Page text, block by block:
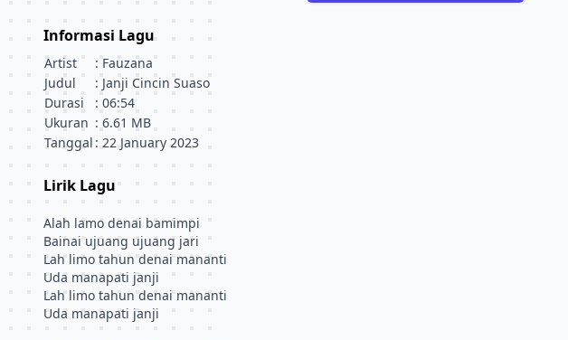
Informasi Lagu
Artist
: Fauzana
Judul
: Janji Cincin Suaso
Durasi
: 06:54
Ukuran : 6.61 MB
Tanggal : 22 January 2023
Lirik Lagu
Alah lamo denai bamimpi
Bainai ujuang ujuang jari
Lah limo tahun denai mananti
Uda manapati janji
Lah limo tahun denai mananti
Uda manapati janji